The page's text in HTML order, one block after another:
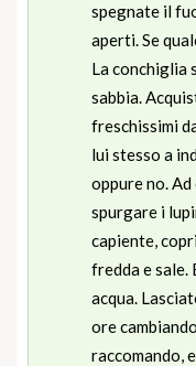
spegnate il
aperti. Se
La conchiglia
sabbia.
freschissimi
lui stesso a
oppure no.
spurgare i
capiente,
fredda e
acqua.
ore
raccomando,